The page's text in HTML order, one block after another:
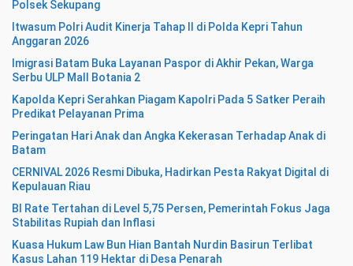
Polsek Sekupang
Itwasum Polri Audit Kinerja Tahap II di Polda Kepri Tahun
Anggaran 2026
Imigrasi Batam Buka Layanan Paspor di Akhir Pekan, Warga
Serbu ULP Mall Botania 2
Kapolda Kepri Serahkan Piagam Kapolri Pada 5 Satker Peraih
Predikat Pelayanan Prima
Peringatan Hari Anak dan Angka Kekerasan Terhadap Anak di
Batam
CERNIVAL 2026 Resmi Dibuka, Hadirkan Pesta Rakyat Digital di
Kepulauan Riau
BI Rate Tertahan di Level 5,75 Persen, Pemerintah Fokus Jaga
Stabilitas Rupiah dan Inflasi
Kuasa Hukum Law Bun Hian Bantah Nurdin Basirun Terlibat
Kasus Lahan 119 Hektar di Desa Penarah